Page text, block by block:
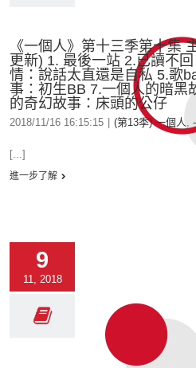
《一個人》第十三季第十集
更新) 1. 最後一站 2.已讀不
情：說話太直還是自私 5.歌
事：初生BB 7.一個人的暗黑
的奇幻故事：床頭的公仔
2018/11/16 16:15:15 (第13季) 一個人,
[...]
進一步了解
9
11, 2018